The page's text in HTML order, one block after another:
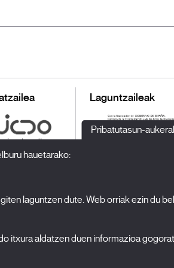
Laguntzaileak
Albisteak
Pribatutasun-
hauetarako:
laguntzen dute. Web orriak ezin du
itxura aldatzen duen informazioa